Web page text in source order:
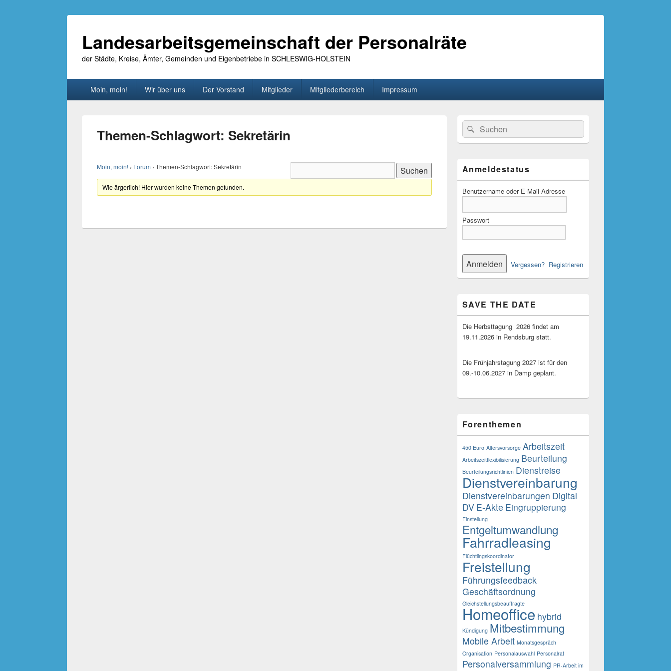
Landesarbeitsgemeinschaft der Personalräte
der Städte, Kreise, Ämter, Gemeinden und Eigenbetriebe in SCHLESWIG-HOLSTEIN
Moin, moin! Wir über uns Der Vorstand Mitglieder Mitgliederbereich Impressum
Themen-Schlagwort: Sekretärin
Moin, moin! › Forum › Themen-Schlagwort: Sekretärin
Wie ärgerlich! Hier wurden keine Themen gefunden.
Primärer
Seitenleisten-
Widgetbereich
Suche
nach:
Suchen
Anmeldestatus
Benutzername oder E-Mail-Adresse
Passwort
Vergessen? Registrieren
SAVE THE DATE
Die Herbsttagung 2026 findet am
19.11.2026 in Rendsburg statt.
Die Frühjahrstagung 2027 ist für den
09.-10.06.2027 in Damp geplant.
Forenthemen
450 Euro Altersvorsorge Arbeitszeit
Arbeitszeitflexibilisierung Beurteilung
Beurteilungsrichtlinien Dienstreise
Dienstvereinbarung
Dienstvereinbarungen Digital
DV E-Akte Eingruppierung
Einstellung
Entgeltumwandlung
Fahrradleasing
Flüchtlingskoordinator
Freistellung
Führungsfeedback
Geschäftsordnung
Gleichstellungsbeauftragte
Homeoffice hybrid
Kündigung Mitbestimmung
Mobile Arbeit Monatsgespräch
Organisation Personalauswahl Personalrat
Personalversammlung PR-Arbeit im